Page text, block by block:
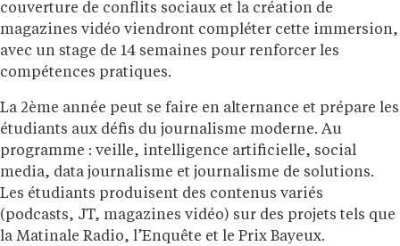
couverture de conflits sociaux et la création de
magazines vidéo viendront compléter cette immersion,
avec un stage de 14 semaines pour renforcer les
compétences pratiques.
La 2ème année peut se faire en alternance et prépare les
étudiants aux défis du journalisme moderne. Au
programme : veille, intelligence artificielle, social
media, data journalisme et journalisme de solutions.
Les étudiants produisent des contenus variés
(podcasts, JT, magazines vidéo) sur des projets tels que
la Matinale Radio, l’Enquête et le Prix Bayeux.